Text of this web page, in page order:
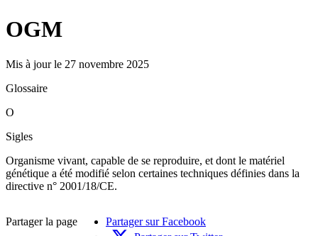
OGM
Mis à jour le 27 novembre 2025
Glossaire
O
Sigles
Organisme vivant, capable de se reproduire, et dont le matériel
génétique a été modifié selon certaines techniques définies dans la
directive n° 2001/18/CE.
Partager la page
Partager sur Facebook